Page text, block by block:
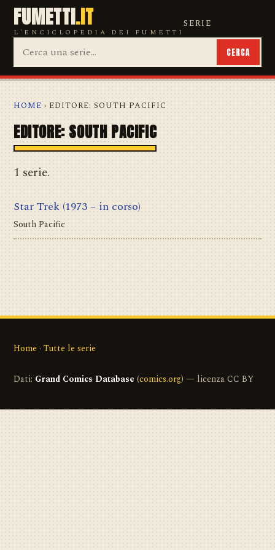
FUMETTI.IT
L'ENCICLOPEDIA DEI FUMETTI
SERIE
CERCA
HOME › EDITORE: SOUTH PACIFIC
EDITORE: SOUTH PACIFIC
1 serie.
Star Trek (1973 – in corso)
South Pacific
Home · Tutte le serie
Dati: Grand Comics Database (comics.org) — licenza CC BY